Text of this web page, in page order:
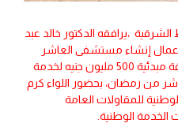
،يرافقه الدكتور خالد عبد
أعمال إنشاء مستشفى العاشر
من رمضان الجامعي والمقام بتكلفة مبدئية 500 مليون جنيه لخدمة
من رمضان، بحضور اللواء كرم
للمقاولات العامة
الخدمة الوطنية.